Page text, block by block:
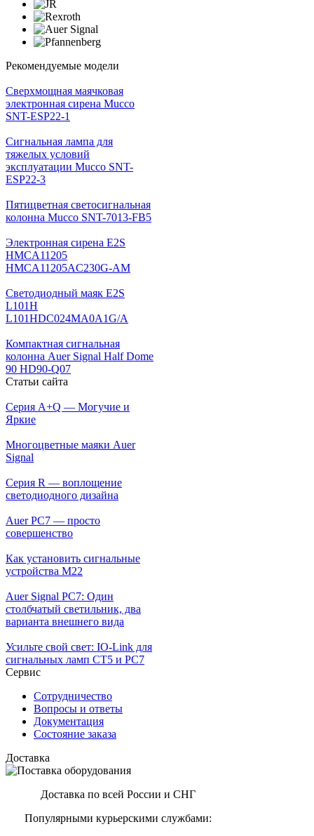
Рекомендуемые модели
Cверхмощная маячковая
электронная сирена Mucco
SNT-ESP22-1
Сигнальная лампа для
тяжелых условий
эксплуатации Mucco SNT-
ESP22-3
Пятицветная светосигнальная
колонна Mucco SNT-7013-FB5
Электронная сирена E2S
HMCA11205
HMCA11205AC230G-AM
Светодиодный маяк E2S
L101H
L101HDC024MA0A1G/A
Компактная сигнальная
колонна Auer Signal Half Dome
90 HD90-Q07
Статьи сайта
Серия A+Q — Могучие и
Яркие
Многоцветные маяки Auer
Signal
Серия R — воплощение
светодиодного дизайна
Auer PC7 — просто
совершенство
Как установить сигнальные
устройства М22
Auer Signal PC7: Один
столбчатый светильник, два
варианта внешнего вида
Усильте свой свет: IO-Link для
сигнальных ламп CT5 и PC7
Сервис
Сотрудничество
Вопросы и ответы
Документация
Состояние заказа
Доставка
Доставка по всей России и СНГ
Популярными курьерскими службами: